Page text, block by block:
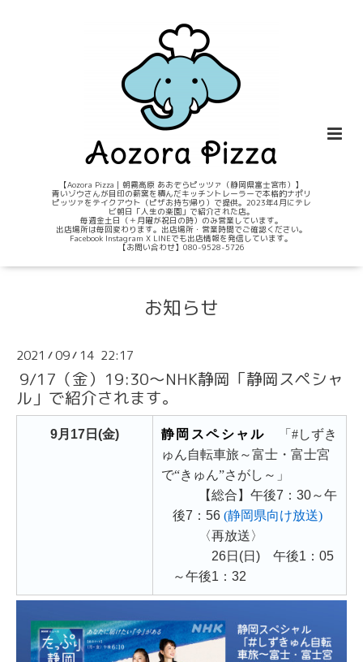
【Aozora Pizza｜朝霧高原 あおぞらピッツァ（静岡県富士宮市）】
青いゾウさんが目印の薪窯を積んだキッチントレーラーで本格的ナポリ
ピッツァをテイクアウト（ピザお持ち帰り）で提供。2023年4月にテレ
ビ朝日「人生の楽園」で紹介された店。
毎週金土日（＋月曜が祝日の時）のみ営業しています。
出店場所は毎回変わります。出店場所・営業時間でご確認ください。
Facebook Instagram X LINEでも出店情報を発信しています。
【お問い合わせ】080-9528-5726
お知らせ
2021 /09/ 14 22:17
9/17（金）19:30〜NHK静岡「静岡スペシャ
ル」で紹介されます。
9月17日(金) 静岡スペシャル
「#しずき
ゅん自転車旅～富士・富士宮
で“きゅん”さがし～」
【総合】午後7：30～午
後7：56 (静岡県向け放送)
〈再放送〉
26日(日) 午後1：05
～午後1：32